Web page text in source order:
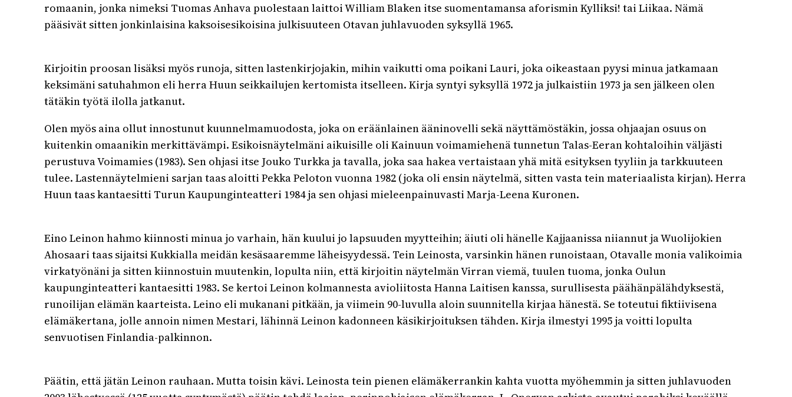
romaanin, jonka nimeksi Tuomas Anhava puolestaan laittoi William Blaken itse suomentamansa aforismin Kylliksi! tai Liikaa. Nämä
pääsivät sitten jonkinlaisina kaksoisesikoisina julkisuuteen Otavan juhlavuoden syksyllä 1965.
Kirjoitin proosan lisäksi myös runoja, sitten lastenkirjojakin, mihin vaikutti oma poikani Lauri, joka oikeastaan pyysi minua jatkamaan
keksimäni satuhahmon eli herra Huun seikkailujen kertomista itselleen. Kirja syntyi syksyllä 1972 ja julkaistiin 1973 ja sen jälkeen olen
tätäkin työtä ilolla jatkanut.
Olen myös aina ollut innostunut kuunnelmamuodosta, joka on eräänlainen ääninovelli sekä näyttämöstäkin, jossa ohjaajan osuus on
kuitenkin omaanikin merkittävämpi. Esikoisnäytelmäni aikuisille oli Kainuun voimamiehenä tunnetun Talas-Eeran kohtaloihin väljästi
perustuva Voimamies (1983). Sen ohjasi itse Jouko Turkka ja tavalla, joka saa hakea vertaistaan yhä mitä esityksen tyyliin ja tarkkuuteen
tulee. Lastennäytelmieni sarjan taas aloitti Pekka Peloton vuonna 1982 (joka oli ensin näytelmä, sitten vasta tein materiaalista kirjan). Herra
Huun taas kantaesitti Turun Kaupunginteatteri 1984 ja sen ohjasi mieleenpainuvasti Marja-Leena Kuronen.
Eino Leinon hahmo kiinnosti minua jo varhain, hän kuului jo lapsuuden myytteihin; äiuti oli hänelle Kajjaanissa niiannut ja Wuolijokien
Ahosaari taas sijaitsi Kukkialla meidän kesäsaaremme läheisyydessä. Tein Leinosta, varsinkin hänen runoistaan, Otavalle monia valikoimia
virkatyönäni ja sitten kiinnostuin muutenkin, lopulta niin, että kirjoitin näytelmän Virran viemä, tuulen tuoma, jonka Oulun
kaupunginteatteri kantaesitti 1983. Se kertoi Leinon kolmannesta avioliitosta Hanna Laitisen kanssa, surullisesta päähänpälähdyksestä,
runoilijan elämän kaarteista. Leino eli mukanani pitkään, ja viimein 90-luvulla aloin suunnitella kirjaa hänestä. Se toteutui fiktiivisena
elämäkertana, jolle annoin nimen Mestari, lähinnä Leinon kadonneen käsikirjoituksen tähden. Kirja ilmestyi 1995 ja voitti lopulta
senvuotisen Finlandia-palkinnon.
Päätin, että jätän Leinon rauhaan. Mutta toisin kävi. Leinosta tein pienen elämäkerrankin kahta vuotta myöhemmin ja sitten juhlavuoden